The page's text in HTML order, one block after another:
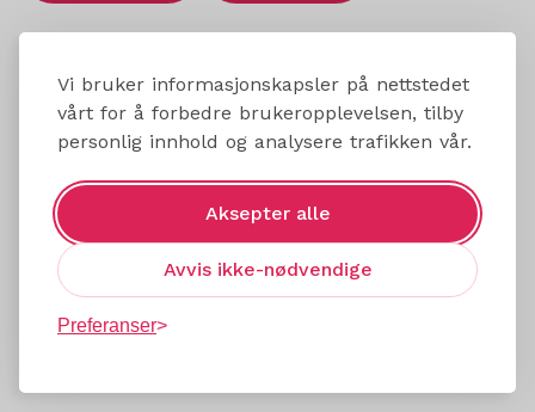
Vi bruker informasjonskapsler på nettstedet
vårt for å forbedre brukeropplevelsen, tilby
personlig innhold og analysere trafikken vår.
Aksepter alle
Avvis ikke-nødvendige
Preferanser